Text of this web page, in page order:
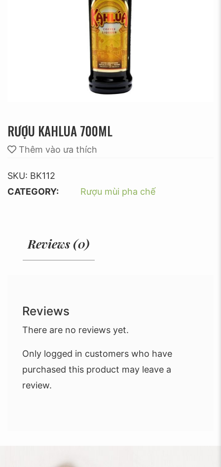
RƯỢU KAHLUA 700ML
Thêm vào ưa thích
SKU: BK112
CATEGORY:
Rượu mùi pha chế
Reviews (0)
Reviews
There are no reviews yet.
Only logged in customers who have
purchased this product may leave a
review.